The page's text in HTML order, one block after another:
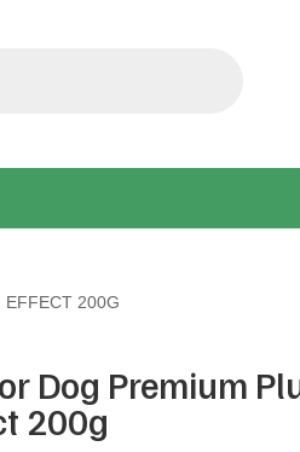
EFFECT 200G
Dog Premium
200g